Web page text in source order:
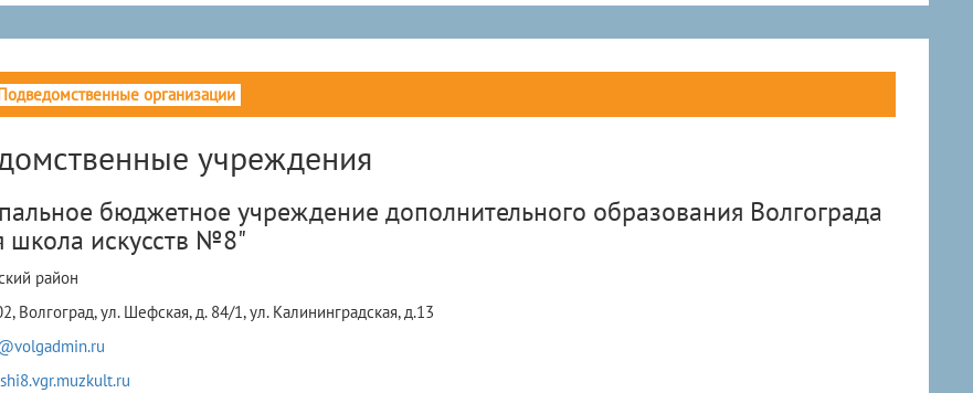
организации
учреждения
бюджетное учреждение дополнительного образования Волгограда
школа искусств №8"
район
Волгоград, ул. Шефская, д. 84/1, ул. Калининградская, д.13